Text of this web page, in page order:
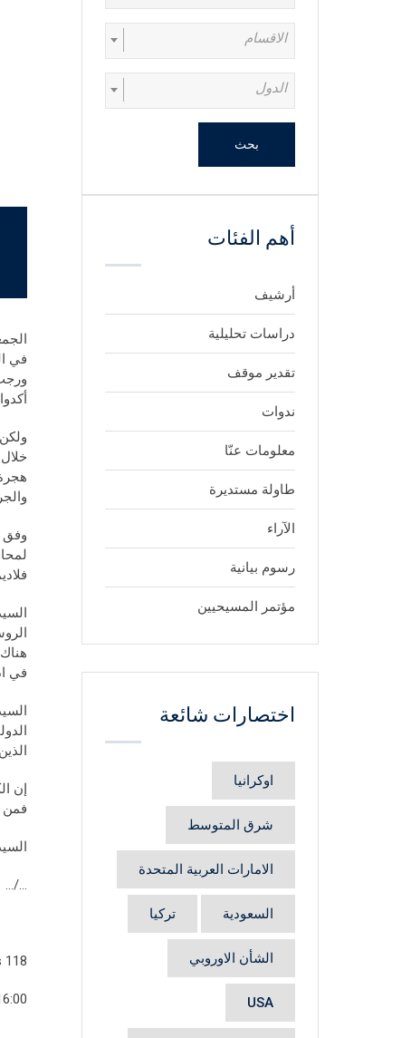
الجمعة 28
في
إن
فمن
…/…
118 signataires
الاقسام
الدول
بحث
أهم الفئات
أرشيف
دراسات تحليلية
تقدير موقف
ندوات
معلومات عنّا
طاولة مستديرة
الآراء
رسوم بيانية
مؤتمر المسيحيين
اختصارات شائعة
اوكرانيا
شرق المتوسط
الامارات العربية المتحدة
السعودية تركيا
الشأن الاوروبي
USA